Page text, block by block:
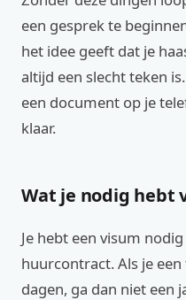
een gesprek te
het idee geeft dat je
altijd een slecht teken
een document op je
klaar.
Wat je nodig hebt
Je hebt een visum
huurcontract. Als je
dagen, ga dan niet een